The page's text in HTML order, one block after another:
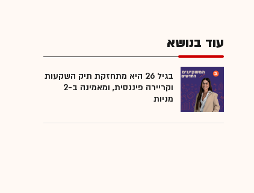
עוד בנושא
בגיל 26 היא מתחזקת תיק השקעות
וקריירה פיננסית, ומאמינה ב-2
מניות